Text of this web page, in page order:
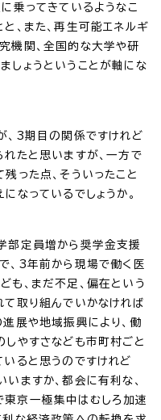
乗ってきているようなこ
、また、再生可能エネルギ
機関、全国的な大学や研
しょうということが軸にな
、3期目の関係ですけれど
れたと思いますが、一方で
った点、そういったこと
なっているでしょうか。
部定員増から奨学金支援
、3年前から現場で働く医
も、まだ不足、偏在という
て取り組んでいかなければ
進展や地域振興により、働
しやすさなども市町村ごと
いると思うのですけれど
ますか、都会に有利な、
京一極集中はむしろ加速